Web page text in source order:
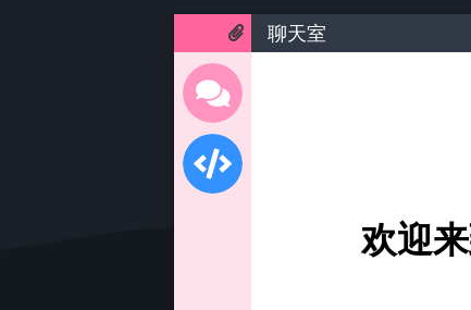
聊天室
欢迎